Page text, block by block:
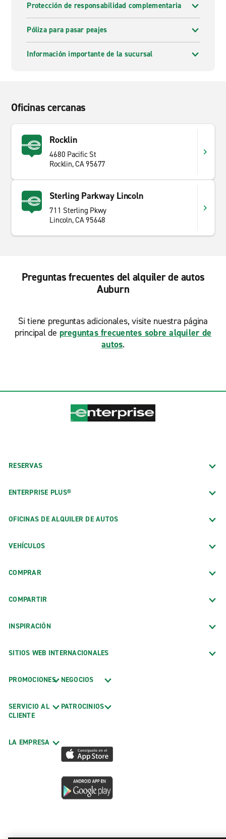
Protección de responsabilidad complementaria
Póliza para pasar peajes
Información importante de la sucursal
Oficinas cercanas
Rocklin
4680 Pacific St
Rocklin, CA 95677
Sterling Parkway Lincoln
711 Sterling Pkwy
Lincoln, CA 95648
Preguntas frecuentes del alquiler de autos
Auburn
Si tiene preguntas adicionales, visite nuestra página
principal de preguntas frecuentes sobre alquiler de
autos.
RESERVAS
ENTERPRISE PLUS®
OFICINAS DE ALQUILER DE AUTOS
VEHÍCULOS
COMPRAR
COMPARTIR
INSPIRACIÓN
SITIOS WEB INTERNACIONALES
PROMOCIONES
SERVICIO AL
CLIENTE
LA EMPRESA
NEGOCIOS
PATROCINIOS